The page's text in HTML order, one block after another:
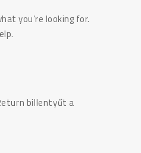
you’re looking for.
billentyűt a